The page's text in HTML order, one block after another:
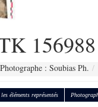
156988
Photographe : Soubias Ph.
éléments représentés